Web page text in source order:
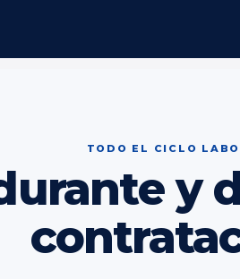
TODO EL CICLO
y